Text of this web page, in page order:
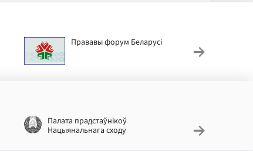
Прававы форум Беларусі
Палата прадстаўнікоў
Нацыянальнага сходу